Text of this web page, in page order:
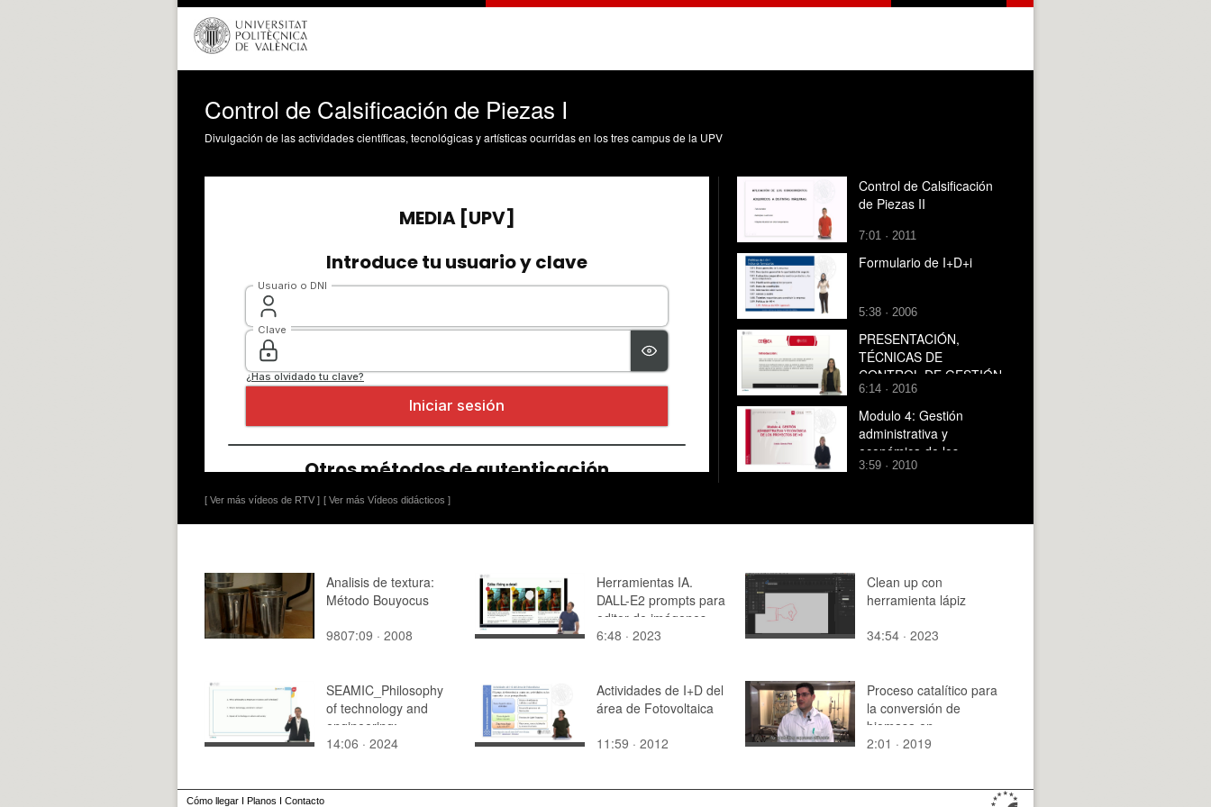
Control de Calsificación de Piezas I
Divulgación de las actividades científicas, tecnológicas y artísticas ocurridas en los tres campus de la UPV
[ Ver más vídeos de RTV ] [ Ver más Vídeos didácticos ]
Control de Calsificación
de Piezas II
7:01 · 2011
Formulario de I+D+i
5:38 · 2006
PRESENTACIÓN,
TÉCNICAS DE
CONTROL DE GESTIÓN
6:14 · 2016
Modulo 4: Gestión
administrativa y
económica de los
poyectos de I+D+i
3:59 · 2010
Analisis de textura:
Método Bouyocus
9807:09 · 2008
Herramientas IA.
DALL-E2 prompts para
editor de imágenes
6:48 · 2023
Clean up con
herramienta lápiz
34:54 · 2023
SEAMIC_Philosophy
of technology and
engineering:
Introduction
14:06 · 2024
Actividades de I+D del
área de Fotovoltaica
11:59 · 2012
Proceso catalítico para
la conversión de
biomasa en
combustibles líquidos
2:01 · 2019
Cómo llegar I Planos I Contacto